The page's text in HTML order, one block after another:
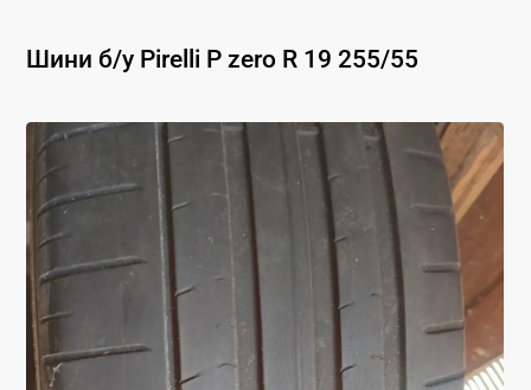
Шини б/у Pirelli P zero R 19 255/55